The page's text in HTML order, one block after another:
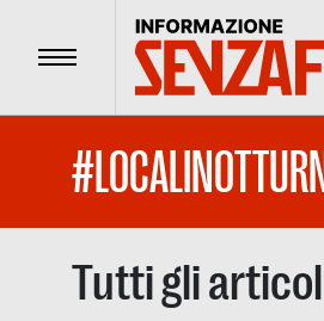
Menu
Tutti gli